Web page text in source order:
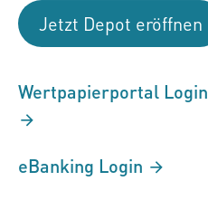
Jetzt Depot eröffnen
Wertpapierportal Login
eBanking Login